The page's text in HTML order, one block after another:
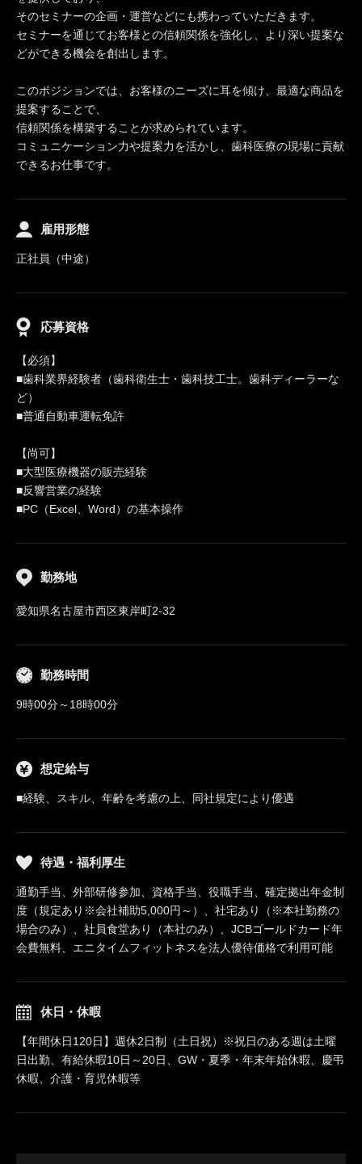
そのセミナーの企画・運営などにも携わっていただきます。
セミナーを通じてお客様との信頼関係を強化し、より深い提案な
どができる機会を創出します。
このポジションでは、お客様のニーズに耳を傾け、最適な商品を
提案することで、
信頼関係を構築することが求められています。
コミュニケーション力や提案力を活かし、歯科医療の現場に貢献
できるお仕事です。
雇用形態
正社員（中途）
応募資格
【必須】
■歯科業界経験者（歯科衛生士・歯科技工士。歯科ディーラーな
ど）
■普通自動車運転免許
【尚可】
■大型医療機器の販売経験
■反響営業の経験
■PC（Excel、Word）の基本操作
勤務地
愛知県名古屋市西区東岸町2-32
勤務時間
9時00分～18時00分
想定給与
■経験、スキル、年齢を考慮の上、同社規定により優遇
待遇・福利厚生
通勤手当、外部研修参加、資格手当、役職手当、確定拠出年金制
度（規定あり※会社補助5,000円～）、社宅あり（※本社勤務の
場合のみ）、社員食堂あり（本社のみ）、JCBゴールドカード年
会費無料、エニタイムフィットネスを法人優待価格で利用可能
休日・休暇
【年間休日120日】週休2日制（土日祝）※祝日のある週は土曜
日出勤、有給休暇10日～20日、GW・夏季・年末年始休暇、慶弔
休暇、介護・育児休暇等